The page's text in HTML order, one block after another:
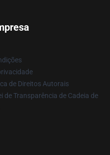
de Direitos Autorais
de Transparência de Cadeia de